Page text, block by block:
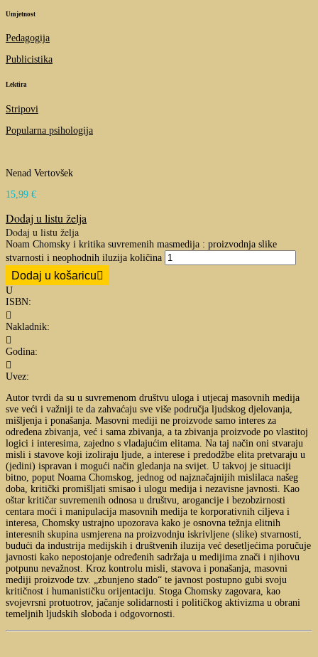
Umjetnost
Pedagogija
Publicistika
Lektira
Stripovi
Popularna psihologija
Nenad Vertovšek
15,99 €
Dodaj u listu želja
Dodaj u listu želja
Noam Chomsky i kritika suvremenih masmedija : proizvodnja slike
stvarnosti i neophodnih iluzija količina
Dodaj u košaricu
U
ISBN:

Nakladnik:

Godina:

Uvez:
Autor tvrdi da su u suvremenom društvu uloga i utjecaj masovnih medija
sve veći i važniji te da zahvaćaju sve više područja ljudskog djelovanja,
mišljenja i ponašanja. Masovni mediji ne proizvode samo interes za
određena zbivanja, već i sama zbivanja, a ta zbivanja proizvode po vlastitoj
logici i interesima, zajedno s vladajućim elitama. Na taj način oni stvaraju
misli i stavove koji izoliraju ljude, a interese i predodžbe elita pretvaraju u
(jedini) ispravan i mogući način gledanja na svijet. U takvoj je situaciji
bitno, poput Noama Chomskog, jednog od najznačajnijih mislilaca našeg
doba, kritički promišljati smisao i ulogu medija i nezavisne javnosti. Kao
oštar kritičar suvremenih odnosa u društvu, arogancije i bezobzirnosti
centara moći i manipulacija masovnih medija te korporativnih ciljeva i
interesa, Chomsky ustrajno upozorava kako je osnovna težnja elitnih
interesnih skupina usmjerena na proizvodnju iskrivljene (slike) stvarnosti,
budući da industrija medijskih i društvenih iluzija već desetljećima poručuje
javnosti kako nepostojanje određenih sadržaja u medijima znači i njihovu
potpunu nevažnost. Kroz kontrolu misli, stavova i ponašanja, masovni
mediji proizvode tzv. „zbunjeno stado“ te javnost postupno gubi svoju
kritičnost i humanističku orijentaciju. Stoga Chomsky zagovara, kao
svojevrsni protuotrov, jačanje solidarnosti i političkog aktivizma u obrani
temeljnih ljudskih sloboda i odgovornosti.